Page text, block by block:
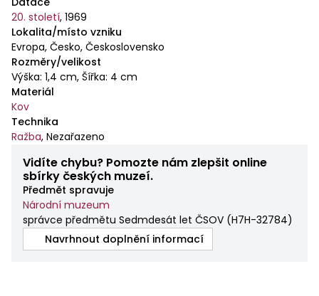
20. století, 1969
Lokalita/místo vzniku
Evropa, Česko, Československo
Rozměry/velikost
Výška: 1,4 cm, Šířka: 4 cm
Materiál
Kov
Technika
Ražba, Nezařazeno
Vidíte chybu? Pomozte nám zlepšit online
sbírky českých muzeí.
Předmět spravuje
Národní muzeum
správce předmětu Sedmdesát let ČSOV (H7H-32784)
Navrhnout doplnění informací